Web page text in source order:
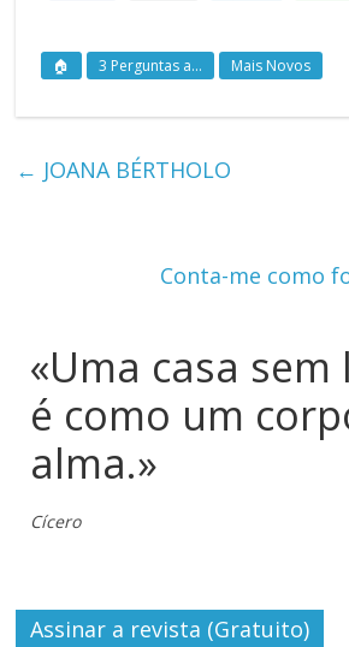
🏠 3 Perguntas a... Mais Novos
← JOANA BÉRTHOLO
Conta-me como
«Uma casa sem
é como um
alma.»
Cícero
Assinar a revista (Gratuito)